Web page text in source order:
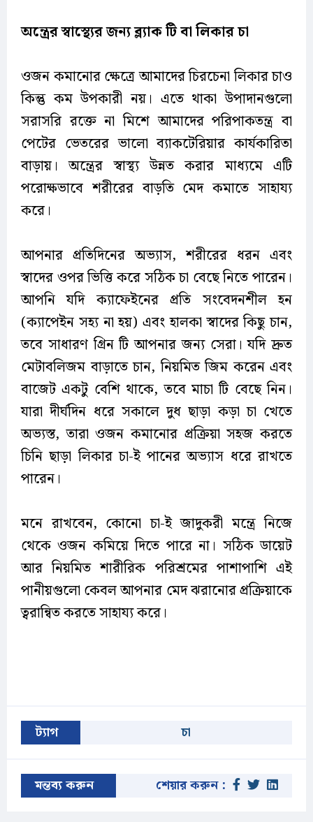
অন্ত্রের স্বাস্থ্যের জন্য ব্ল্যাক টি বা লিকার চা
ওজন কমানোর ক্ষেত্রে আমাদের চিরচেনা লিকার চাও
কিন্তু কম উপকারী নয়। এতে থাকা উপাদানগুলো
সরাসরি রক্তে না মিশে আমাদের পরিপাকতন্ত্র বা
পেটের ভেতরের ভালো ব্যাকটেরিয়ার কার্যকারিতা
বাড়ায়। অন্ত্রের স্বাস্থ্য উন্নত করার মাধ্যমে এটি
পরোক্ষভাবে শরীরের বাড়তি মেদ কমাতে সাহায্য
করে।
আপনার প্রতিদিনের অভ্যাস, শরীরের ধরন এবং
স্বাদের ওপর ভিত্তি করে সঠিক চা বেছে নিতে পারেন।
আপনি যদি ক্যাফেইনের প্রতি সংবেদনশীল হন
(ক্যাপেইন সহ্য না হয়) এবং হালকা স্বাদের কিছু চান,
তবে সাধারণ গ্রিন টি আপনার জন্য সেরা। যদি দ্রুত
মেটাবলিজম বাড়াতে চান, নিয়মিত জিম করেন এবং
বাজেট একটু বেশি থাকে, তবে মাচা টি বেছে নিন।
যারা দীর্ঘদিন ধরে সকালে দুধ ছাড়া কড়া চা খেতে
অভ্যস্ত, তারা ওজন কমানোর প্রক্রিয়া সহজ করতে
চিনি ছাড়া লিকার চা-ই পানের অভ্যাস ধরে রাখতে
পারেন।
মনে রাখবেন, কোনো চা-ই জাদুকরী মন্ত্রে নিজে
থেকে ওজন কমিয়ে দিতে পারে না। সঠিক ডায়েট
আর নিয়মিত শারীরিক পরিশ্রমের পাশাপাশি এই
পানীয়গুলো কেবল আপনার মেদ ঝরানোর প্রক্রিয়াকে
ত্বরান্বিত করতে সাহায্য করে।
ট্যাগ চা
মন্তব্য করুন শেয়ার করুন :